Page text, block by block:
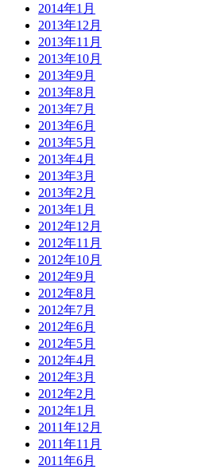
2014年1月
2013年12月
2013年11月
2013年10月
2013年9月
2013年8月
2013年7月
2013年6月
2013年5月
2013年4月
2013年3月
2013年2月
2013年1月
2012年12月
2012年11月
2012年10月
2012年9月
2012年8月
2012年7月
2012年6月
2012年5月
2012年4月
2012年3月
2012年2月
2012年1月
2011年12月
2011年11月
2011年6月